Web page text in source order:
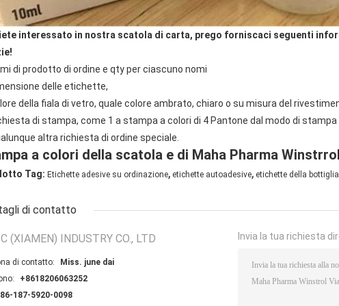
interessato in nostra scatola di carta, prego forniscaci seguenti
di prodotto di ordine e qty per ciascuno nomi
delle etichette,
della fiala di vetro, quale colore ambrato, chiaro o su misura del
di stampa, come 1 a stampa a colori di 4 Pantone dal modo di
altra richiesta di ordine speciale.
a colori della scatola e di Maha Pharma
Tag: Etichette adesive su ordinazione, etichette autoadesive, etichette della
di contatto
(XIAMEN) INDUSTRY CO., LTD
di contatto:
Miss. june dai
+8618206063252
86-187-5920-0098
Invia la tua richiesta